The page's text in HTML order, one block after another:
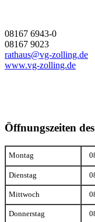
08167 6943-0
08167 9023
rathaus@vg-zolling.de
www.vg-zolling.de
Öffnungszeiten
Montag
Dienstag
Mittwoch
Donnerstag